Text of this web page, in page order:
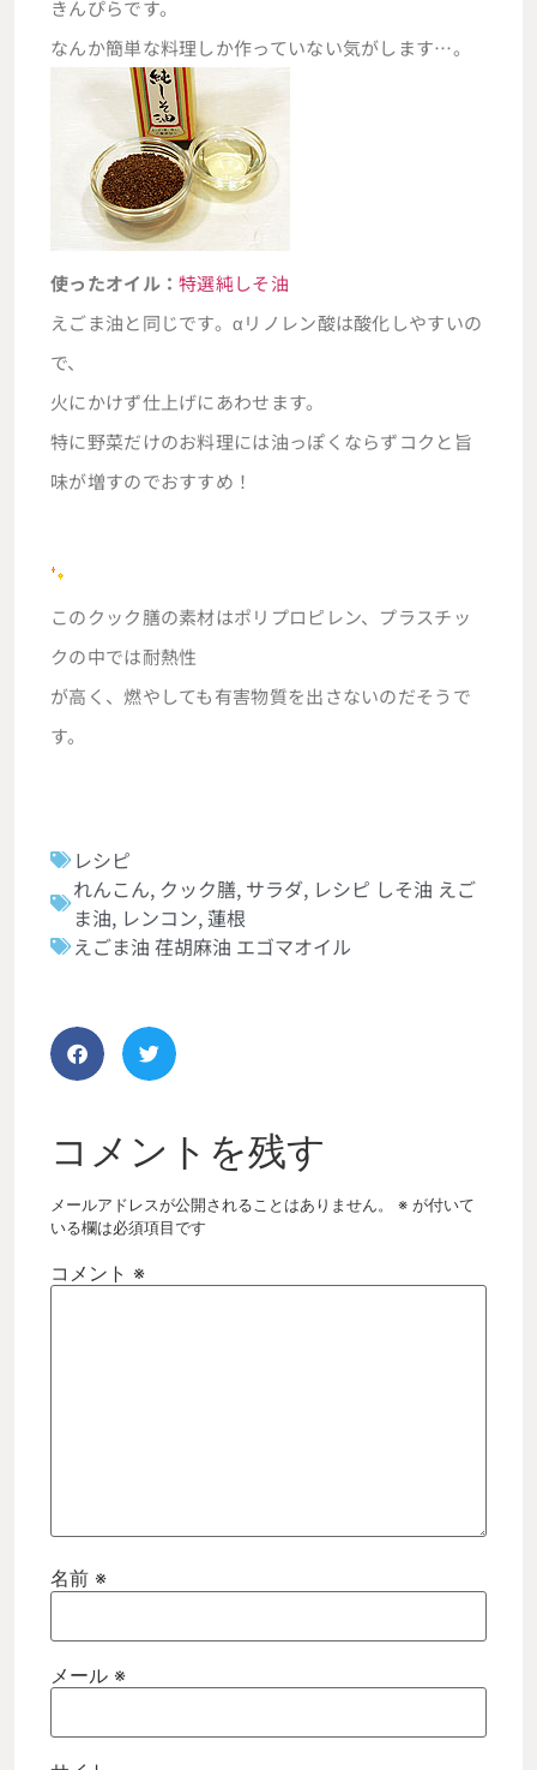
きんぴらです。
なんか簡単な料理しか作っていない気がします…。
使ったオイル：特選純しそ油
えごま油と同じです。αリノレン酸は酸化しやすいの
で、
火にかけず仕上げにあわせます。
特に野菜だけのお料理には油っぽくならずコクと旨
味が増すのでおすすめ！
このクック膳の素材はポリプロピレン、プラスチッ
クの中では耐熱性
が高く、燃やしても有害物質を出さないのだそうで
す。
レシピ
れんこん, クック膳, サラダ, レシピ しそ油 えご
ま油, レンコン,蓮根
えごま油 荏胡麻油 エゴマオイル
コメントを残す
メールアドレスが公開されることはありません。 ※ が付いて
いる欄は必須項目です
コメント ※
名前 ※
メール ※